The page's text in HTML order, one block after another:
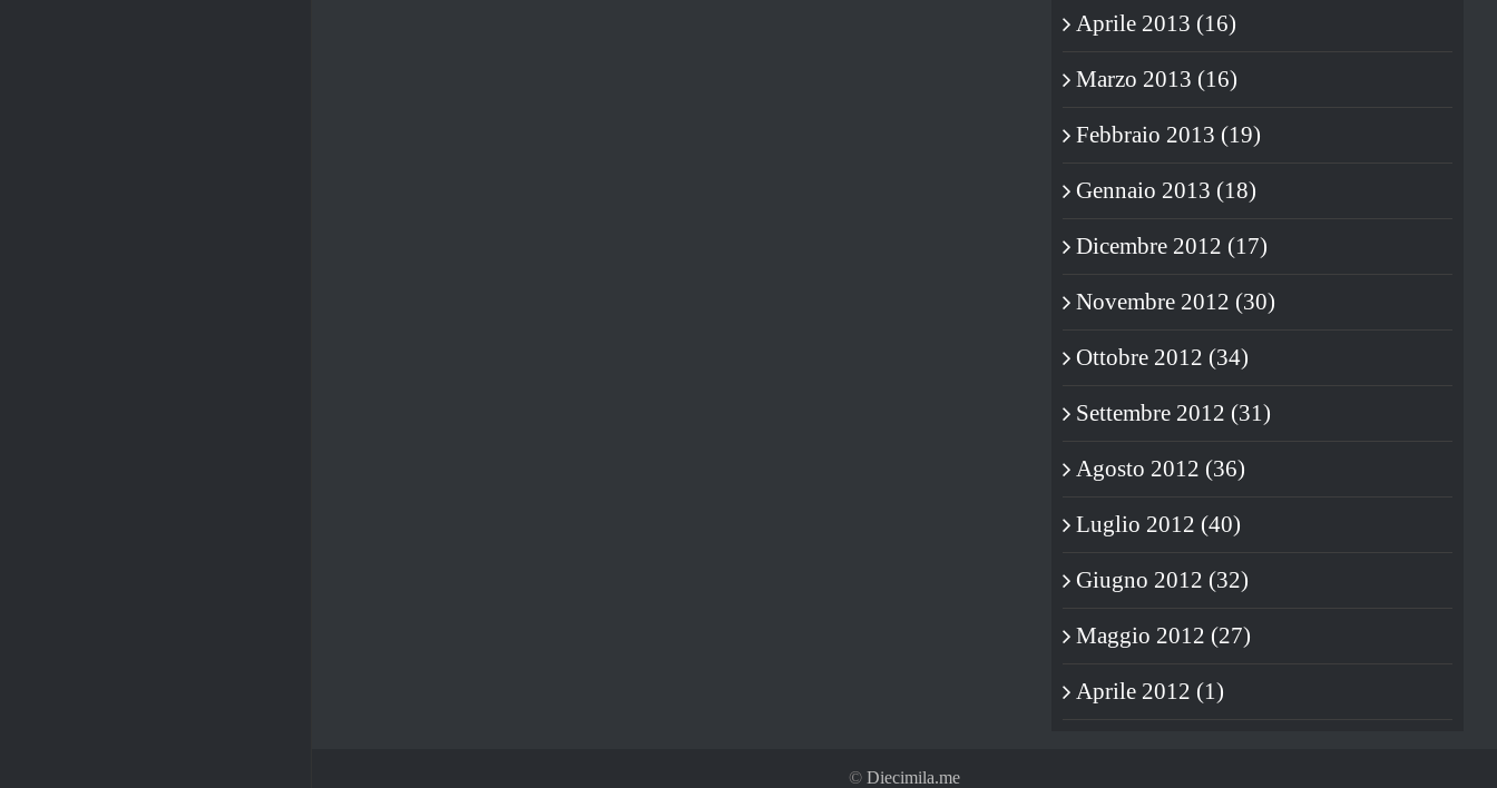
Aprile 2013 (16)
Marzo 2013 (16)
Febbraio 2013 (19)
Gennaio 2013 (18)
Dicembre 2012 (17)
Novembre 2012 (30)
Ottobre 2012 (34)
Settembre 2012 (31)
Agosto 2012 (36)
Luglio 2012 (40)
Giugno 2012 (32)
Maggio 2012 (27)
Aprile 2012 (1)
© Diecimila.me